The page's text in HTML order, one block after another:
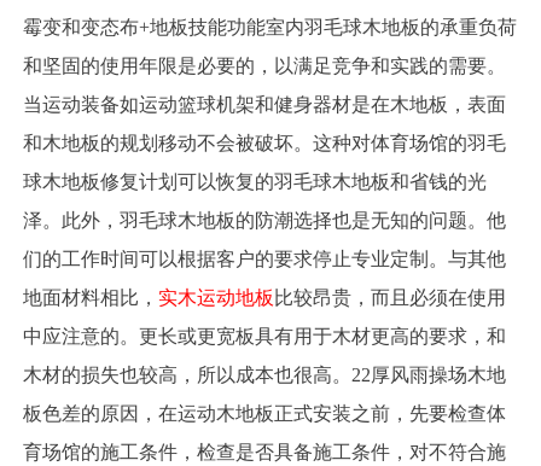
霉变和变态布+地板技能功能室内羽毛球木地板的承重负荷
和坚固的使用年限是必要的，以满足竞争和实践的需要。
当运动装备如运动篮球机架和健身器材是在木地板，表面
和木地板的规划移动不会被破坏。这种对体育场馆的羽毛
球木地板修复计划可以恢复的羽毛球木地板和省钱的光
泽。此外，羽毛球木地板的防潮选择也是无知的问题。他
们的工作时间可以根据客户的要求停止专业定制。与其他
地面材料相比， 实木运动地板 比较昂贵，而且必须在使用
中应注意的。更长或更宽板具有用于木材更高的要求，和
木材的损失也较高，所以成本也很高。22厚风雨操场木地
板色差的原因，在运动木地板正式安装之前，先要检查体
育场馆的施工条件，检查是否具备施工条件，对不符合施